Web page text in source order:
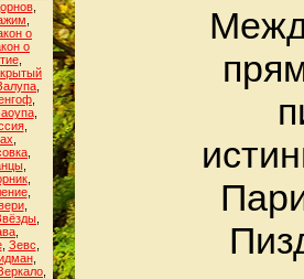
,
о
о
,
,
,
,
,
,
,
, Зевс
,